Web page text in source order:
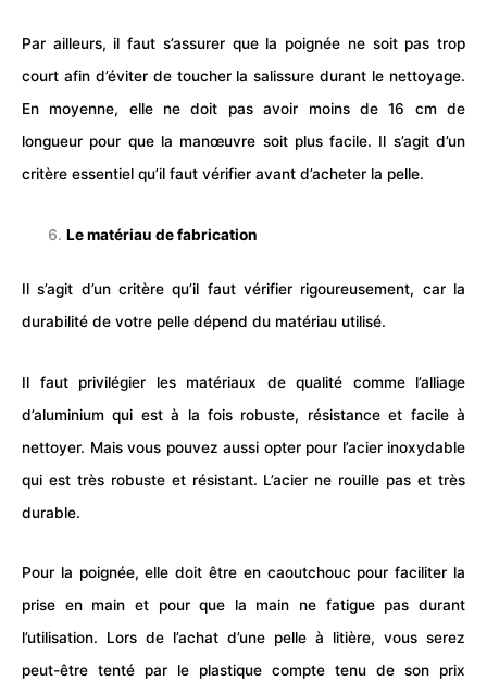
Par ailleurs, il faut s’assurer que la poignée ne soit pas trop
court afin d’éviter de toucher la salissure durant le nettoyage.
En moyenne, elle ne doit pas avoir moins de 16 cm de
longueur pour que la manœuvre soit plus facile. Il s’agit d’un
critère essentiel qu’il faut vérifier avant d’acheter la pelle.
Le matériau de fabrication
Il s’agit d’un critère qu’il faut vérifier rigoureusement, car la
durabilité de votre pelle dépend du matériau utilisé.
Il faut privilégier les matériaux de qualité comme l’alliage
d’aluminium qui est à la fois robuste, résistance et facile à
nettoyer. Mais vous pouvez aussi opter pour l’acier inoxydable
qui est très robuste et résistant. L’acier ne rouille pas et très
durable.
Pour la poignée, elle doit être en caoutchouc pour faciliter la
prise en main et pour que la main ne fatigue pas durant
l’utilisation. Lors de l’achat d’une pelle à litière, vous serez
peut-être tenté par le plastique compte tenu de son prix